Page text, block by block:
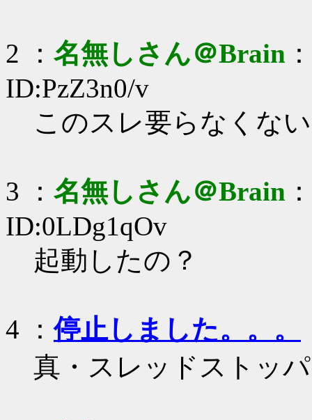
2 ： 名無しさん＠Brain
ID:PzZ3n0/v
このスレ要らなくな
3 ： 名無しさん＠Brain
ID:0LDg1qOv
起動したの？
4 ：停止しました。。。
真・スレッドストッ